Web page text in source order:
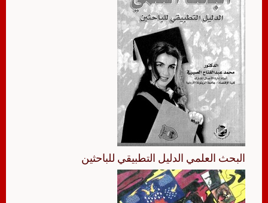
البحث العلمي الدليل التطبيقي للباحثين